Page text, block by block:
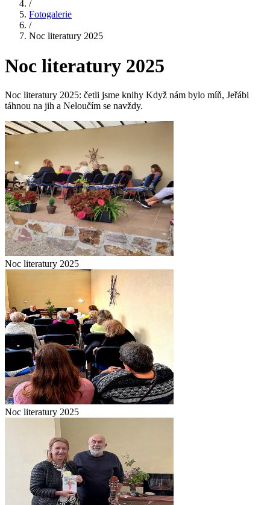
/
Fotogalerie
/
Noc literatury 2025
Noc literatury 2025
Noc literatury 2025: četli jsme knihy Když nám bylo míň, Jeřábi
táhnou na jih a Neloučím se navždy.
Noc literatury 2025
Noc literatury 2025